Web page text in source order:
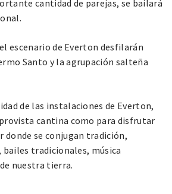
cantidad de parejas, se bailará
escenario de Everton desfilarán
Santo y la agrupación salteña
de las instalaciones de Everton,
cantina como para disfrutar
donde se conjugan tradición,
tradicionales, música
nuestra tierra.